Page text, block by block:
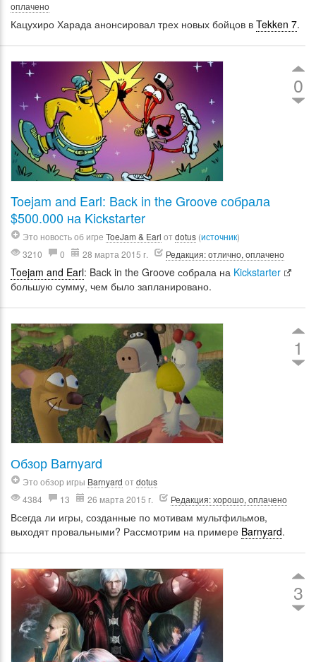
оплачено
Кацухиро Харада анонсировал трех новых бойцов в Tekken 7.
0
Toejam and Earl: Back in the Groove собрала
$500.000 на Kickstarter
Это новость об игре ToeJam & Earl отdotus (источник)
3210
0 28 марта 2015 г. Редакция: отлично, оплачено
Toejam and Earl: Back in the Groove собрала на Kickstarter
большую сумму, чем было запланировано.
1
Обзор Barnyard
Это обзор игры Barnyard отdotus
4384
13 26 марта 2015 г. Редакция: хорошо, оплачено
Всегда ли игры, созданные по мотивам мультфильмов,
выходят провальными? Рассмотрим на примере Barnyard.
3